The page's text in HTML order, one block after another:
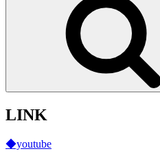
LINK
◆youtube